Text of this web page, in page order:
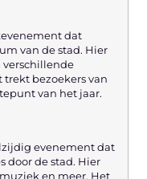
dat
van de stad. Hier
verschillende
trekt bezoekers van
van het jaar.
evenement dat
door de stad. Hier
en meer. Het